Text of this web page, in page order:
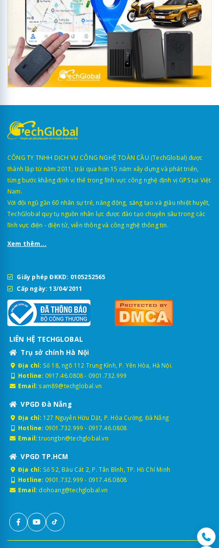
CÔNG TY TNHH DỊCH VỤ CÔNG NGHỆ TOÀN CẦU (TechGlobal) được
thành lập từ năm 2011, trải qua hơn 15 năm xây dựng và phát triển,
từng bước khẳng định vị thế trong lĩnh vực công nghệ định vị GPS tại Việt
Nam.
Với đội ngũ gần 60 nhân sự trẻ, năng động, sáng tạo và giàu nhiệt huyết,
TechGlobal quy tụ nguồn nhân lực được đào tạo chuyên sâu trong các
lĩnh vực điện - điện tử, viễn thông và công nghệ thông tin.
Xem thêm...
Giấy phép ĐKKD: 0105252565
Cấp ngày: 13/04/2011
LIÊN HỆ TECHGLOBAL
Trụ sở chính Hà Nội
Địa chỉ: Số 18, ngõ 112 Trung Kính, P. Yên Hòa, Hà Nội.
Hotline: 0917.46.0808- 0901.732.999
Email: sam89@techglobal.vn
VPGD Đà Nẵng
Địa chỉ: 127 Nguyễn Hữu Dật, P. Hòa Cường, Đà Nẵng
Hotline: 0901.732.999 - 0917.46.0808
Email: truongbn@techglobal.vn
VPGD TP.HCM
Địa chỉ: Số 52, Bàu Cát 2, P. Tân Bình, TP. Hồ Chí Minh
Hotline: 0901.732.999 - 0917.46.0808
Email: dohoang@techglobal.vn